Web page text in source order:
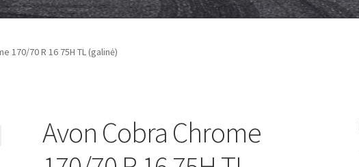
170/70 R 16 75H TL (galinė)
Avon Cobra Chrome